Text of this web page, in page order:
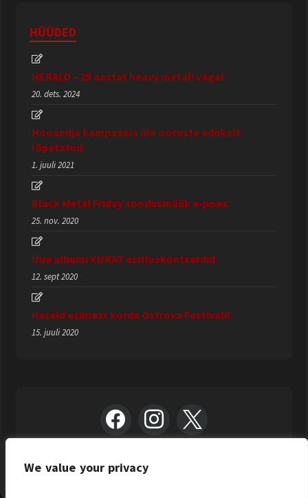
We value your privacy
HÜÜDED
HERALD – 25 aastat heavy metali väge!
20. dets. 2024
Hooandja kampaania üle ootuste edukalt
lõpetatud
1. juuli 2021
Black Metal Friday soodusmüük e-poes
25. nov. 2020
Uue albumi KURAT esitluskontserdid
12. sept 2020
Herald esimest korda Ostrova Festivalil
15. juuli 2020